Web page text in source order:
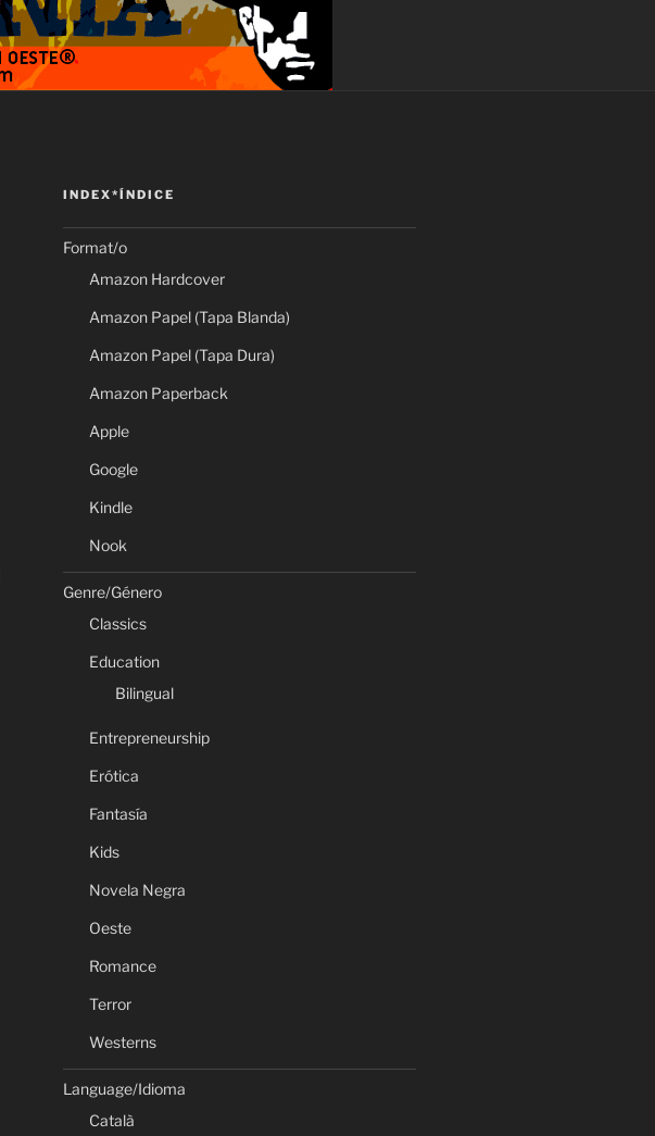
INDEX*ÍNDICE
Format/o
Amazon Hardcover
Amazon Papel (Tapa Blanda)
Amazon Papel (Tapa Dura)
Amazon Paperback
Apple
Google
Kindle
Nook
Genre/Género
Classics
Education
Bilingual
Entrepreneurship
Erótica
Fantasía
Kids
Novela Negra
Oeste
Romance
Terror
Westerns
Language/Idioma
Català